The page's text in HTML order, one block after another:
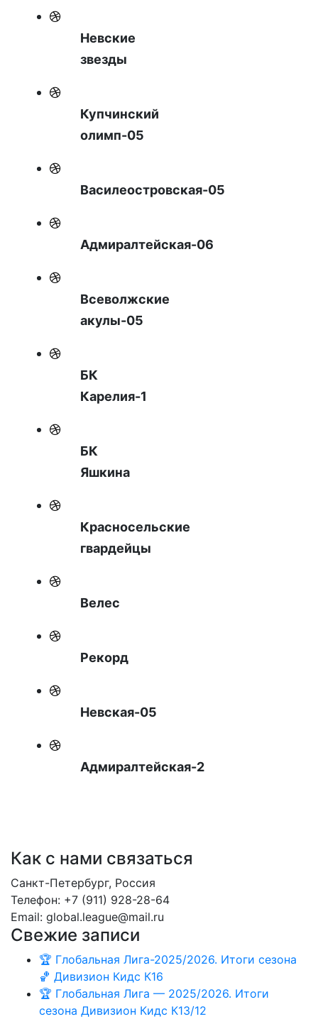
Невские
звезды
Купчинский
олимп-05
Василеостровская-05
Адмиралтейская-06
Всеволжские
акулы-05
БК
Карелия-1
БК
Яшкина
Красносельские
гвардейцы
Велес
Рекорд
Невская-05
Адмиралтейская-2
Как с нами связаться
Санкт-Петербург, Россия
Телефон: +7 (911) 928-28-64
Email: global.league@mail.ru
Свежие записи
🏆 Глобальная Лига-2025/2026. Итоги сезона
🏀 Дивизион Кидс К16
🏆 Глобальная Лига — 2025/2026. Итоги
сезона Дивизион Кидс К13/12